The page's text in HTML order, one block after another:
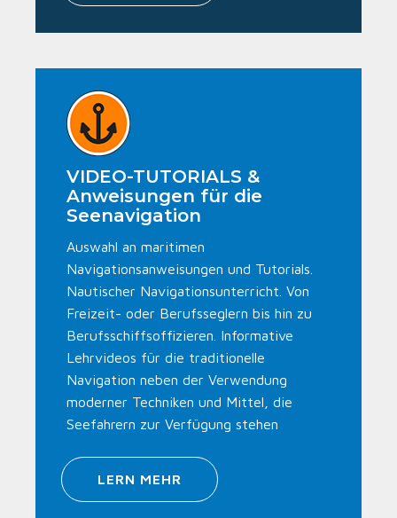
VIDEO-TUTORIALS &
Anweisungen für die
Seenavigation
Auswahl an maritimen
Navigationsanweisungen und Tutorials.
Nautischer Navigationsunterricht. Von
Freizeit- oder Berufsseglern bis hin zu
Berufsschiffsoffizieren. Informative
Lehrvideos für die traditionelle
Navigation neben der Verwendung
moderner Techniken und Mittel, die
Seefahrern zur Verfügung stehen
LERN MEHR